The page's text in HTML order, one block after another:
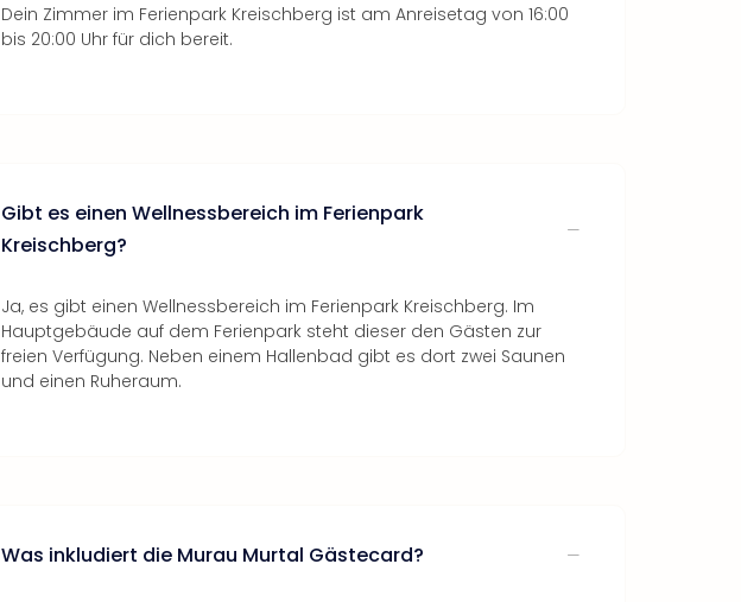
Dein Zimmer im Ferienpark Kreischberg ist am Anreisetag von 16:00
bis 20:00 Uhr für dich bereit.
Gibt es einen Wellnessbereich im Ferienpark
Kreischberg?
Ja, es gibt einen Wellnessbereich im Ferienpark Kreischberg. Im
Hauptgebäude auf dem Ferienpark steht dieser den Gästen zur
freien Verfügung. Neben einem Hallenbad gibt es dort zwei Saunen
und einen Ruheraum.
Was inkludiert die Murau Murtal Gästecard?